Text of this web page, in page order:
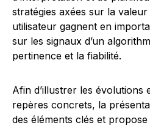
stratégies axées sur la
utilisateur gagnent en
sur les signaux d’un
pertinence et la fiabilité.
Afin d’illustrer les évolutions
repères concrets, la
des éléments clés et propose